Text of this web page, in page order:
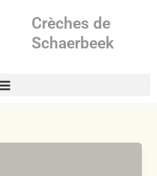
Crèches de
Schaerbeek